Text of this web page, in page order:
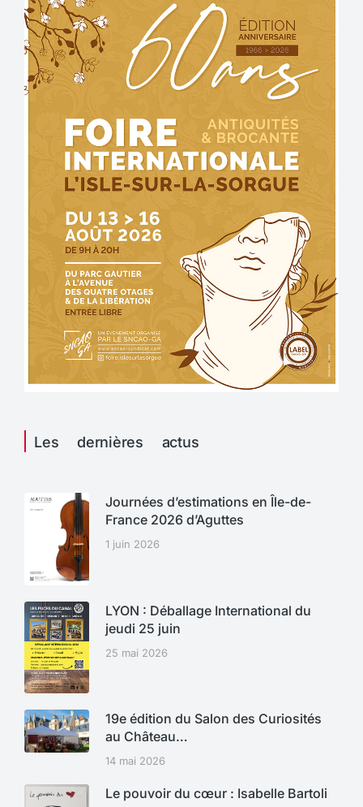
Les dernières actus
Journées d’estimations en Île-de-
France 2026 d’Aguttes
1 juin 2026
LYON : Déballage International du
jeudi 25 juin
25 mai 2026
19e édition du Salon des Curiosités
au Château…
14 mai 2026
Le pouvoir du cœur : Isabelle Bartoli